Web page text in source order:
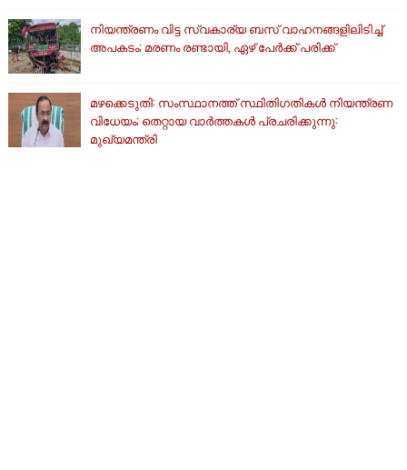
നിയന്ത്രണം വിട്ട സ്വകാര്യ ബസ് വാഹനങ്ങളിലിടിച്ച്
അപകടം; മരണം രണ്ടായി, ഏഴ് പേർക്ക് പരിക്ക്
മഴക്കെടുതി: സംസ്ഥാനത്ത് സ്ഥിതിഗതികള്‍ നിയന്ത്രണ
വിധേയം; തെറ്റായ വാര്‍ത്തകള്‍ പ്രചരിക്കുന്നു:
മുഖ്യമന്ത്രി